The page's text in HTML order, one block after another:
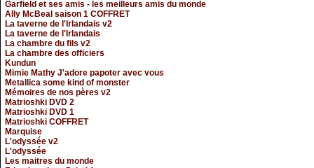
Garfield et ses amis - les meilleurs amis du monde
Ally McBeal saison 1 COFFRET
La taverne de l'Irlandais v2
La taverne de l'Irlandais
La chambre du fils v2
La chambre des officiers
Kundun
Mimie Mathy J'adore papoter avec vous
Metallica some kind of monster
Mémoires de nos pères v2
Matrioshki DVD 2
Matrioshki DVD 1
Matrioshki COFFRET
Marquise
L'odyssée v2
L'odyssée
Les maitres du monde